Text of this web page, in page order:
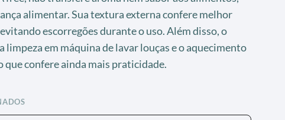
alimentar. Sua textura externa confere melhor
escorregões durante o uso. Além disso, o
limpeza em máquina de lavar louças e o aquecimento
que confere ainda mais praticidade.